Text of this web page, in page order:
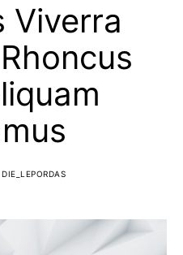
Viverra
DIE_LEPORDAS